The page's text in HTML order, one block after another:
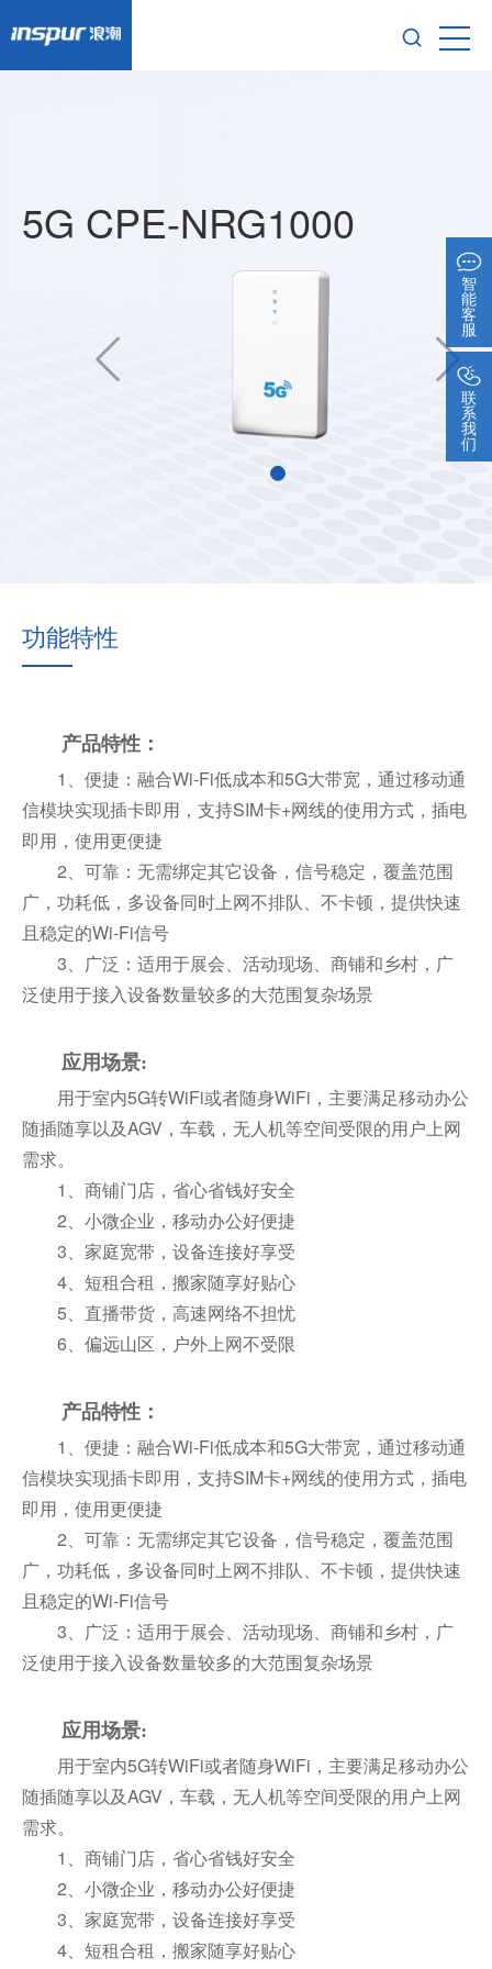
5G CPE-NRG1000
功能特性
产品特性：
1、便捷：融合Wi-Fi低成本和5G大带宽，通过移动通
信模块实现插卡即用，支持SIM卡+网线的使用方式，插电
即用，使用更便捷
2、可靠：无需绑定其它设备，信号稳定，覆盖范围
广，功耗低，多设备同时上网不排队、不卡顿，提供快速
且稳定的Wi-Fi信号
3、广泛：适用于展会、活动现场、商铺和乡村，广
泛使用于接入设备数量较多的大范围复杂场景
应用场景:
用于室内5G转WiFi或者随身WiFi，主要满足移动办公
随插随享以及AGV，车载，无人机等空间受限的用户上网
需求。
1、商铺门店，省心省钱好安全
2、小微企业，移动办公好便捷
3、家庭宽带，设备连接好享受
4、短租合租，搬家随享好贴心
5、直播带货，高速网络不担忧
6、偏远山区，户外上网不受限
产品特性：
1、便捷：融合Wi-Fi低成本和5G大带宽，通过移动通
信模块实现插卡即用，支持SIM卡+网线的使用方式，插电
即用，使用更便捷
2、可靠：无需绑定其它设备，信号稳定，覆盖范围
广，功耗低，多设备同时上网不排队、不卡顿，提供快速
且稳定的Wi-Fi信号
3、广泛：适用于展会、活动现场、商铺和乡村，广
泛使用于接入设备数量较多的大范围复杂场景
应用场景:
用于室内5G转WiFi或者随身WiFi，主要满足移动办公
随插随享以及AGV，车载，无人机等空间受限的用户上网
需求。
1、商铺门店，省心省钱好安全
2、小微企业，移动办公好便捷
3、家庭宽带，设备连接好享受
4、短租合租，搬家随享好贴心
智
能
客
服
联
系
我
们